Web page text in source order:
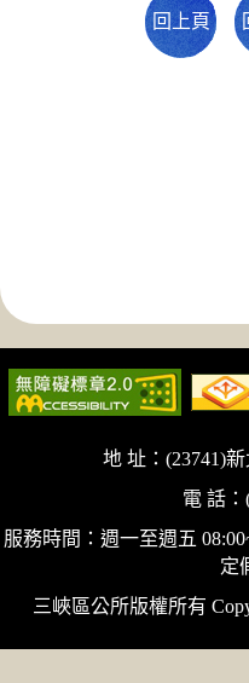
回上頁
地 址：(23741)
電 話：
服務時間：週一至週五
定
三峽區公所版權所有